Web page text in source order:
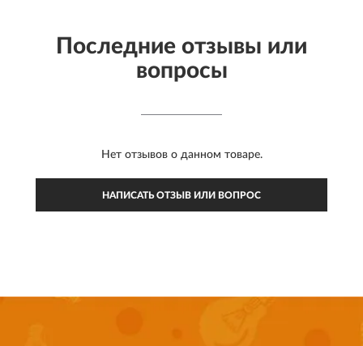
Последние отзывы или
вопросы
Нет отзывов о данном товаре.
НАПИСАТЬ ОТЗЫВ ИЛИ ВОПРОС